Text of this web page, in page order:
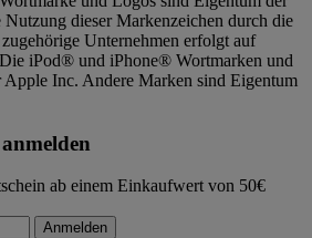
dieser Markenzeichen durch die
Unternehmen erfolgt auf
iPod® und iPhone® Wortmarken und
Inc. Andere Marken sind Eigentum
ab einem Einkaufwert von 50€
Anmelden